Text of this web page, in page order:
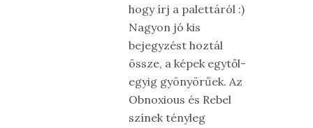
hogy írj a palettáról :)
Nagyon jó kis
bejegyzést hoztál
össze, a képek egytől-
egyig gyönyörűek. Az
Obnoxious és Rebel
színek tényleg